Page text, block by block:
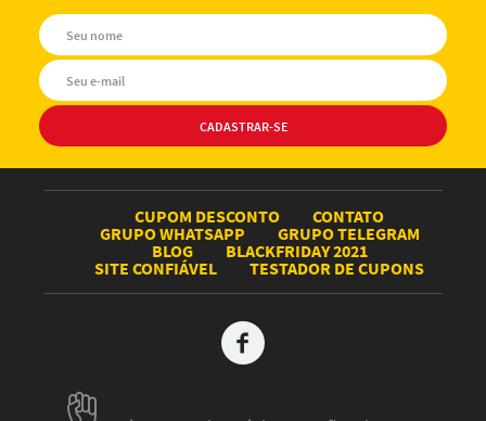
CUPOM DESCONTO
CONTATO
GRUPO WHATSAPP
GRUPO TELEGRAM
BLOG
BLACKFRIDAY 2021
SITE CONFIÁVEL
TESTADOR DE CUPONS